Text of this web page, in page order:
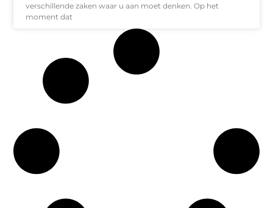
verschillende zaken waar u aan moet denken. Op het
moment dat